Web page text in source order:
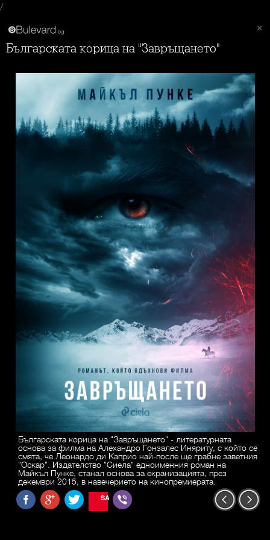
/
Българската корица на "Завръщането"
Българската корица на "Завръщането" - литературната
основа за филма на Алехандро Гонзалес Иняриту, с който се
смята, че Леонардо ди Каприо най-после ще грабне заветния
"Оскар". Издателство "Сиела" едноименния роман на
Майкъл Пунке, станал основа за екранизацията, през
декември 2015, в навечерието на кинопремиерата.
SAVE